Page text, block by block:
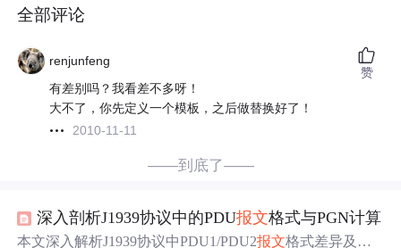
全部评论
renjunfeng
有差别吗？我看差不多呀！
大不了，你先定义一个模板，之后做替换好了！
2010-11-11
赞
——到底了——
深入剖析J1939协议中的PDU报文格式与PGN计算
本文深入解析J1939协议中PDU1/PDU2报文格式差异及其